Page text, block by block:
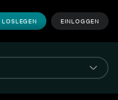
LOSLEGEN EINLOGGEN